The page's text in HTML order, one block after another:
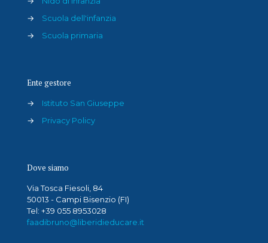
→
Scuola dell'infanzia
→
Scuola primaria
Ente gestore
→
Istituto San Giuseppe
→
Privacy Policy
Dove siamo
Via Tosca Fiesoli, 84
50013 - Campi Bisenzio (FI)
Tel: +39 055 8953028
faadibruno@liberidieducare.it